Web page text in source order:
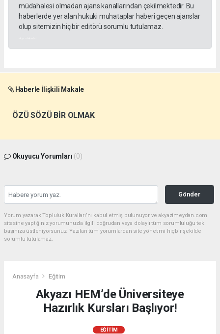
müdahalesi olmadan ajans kanallarından çekilmektedir. Bu
haberlerde yer alan hukuki muhataplar haberi geçen ajanslar
olup sitemizin hiç bir editörü sorumlu tutulamaz.
Haberle İlişkili Makale
ÖZÜ SÖZÜ BİR OLMAK
Okuyucu Yorumları (0)
Gönder
Yorum yazarak Topluluk Kuralları’nı kabul etmiş bulunuyor ve akyazimeydan.com
sitesine yaptığınız yorumunuzla ilgili doğrudan veya dolaylı tüm sorumluluğu tek
başınıza üstleniyorsunuz. Yazılan tüm yorumlardan site yönetimi hiçbir şekilde
sorumlu tutulamaz.
Anasayfa Eğitim
Akyazı HEM’de Üniversiteye
Hazırlık Kursları Başlıyor!
EĞITIM